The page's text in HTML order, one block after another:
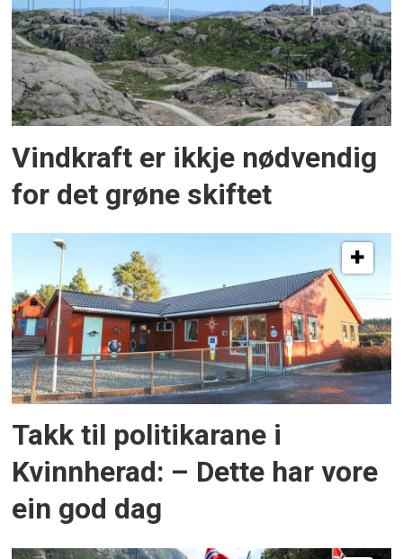
Vindkraft er ikkje nødvendig
for det grøne skiftet
Takk til politikarane i
Kvinnherad: – Dette har vore
ein god dag